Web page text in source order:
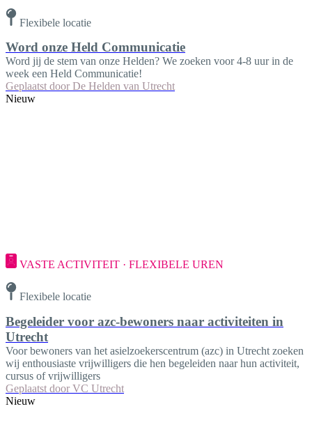
Flexibele locatie
Word onze Held Communicatie
Word jij de stem van onze Helden? We zoeken voor 4-8 uur in de
week een Held Communicatie!
Geplaatst door De Helden van Utrecht
Nieuw
VASTE ACTIVITEIT · FLEXIBELE UREN
Flexibele locatie
Begeleider voor azc-bewoners naar activiteiten in
Utrecht
Voor bewoners van het asielzoekerscentrum (azc) in Utrecht zoeken
wij enthousiaste vrijwilligers die hen begeleiden naar hun activiteit,
cursus of vrijwilligers
Geplaatst door VC Utrecht
Nieuw